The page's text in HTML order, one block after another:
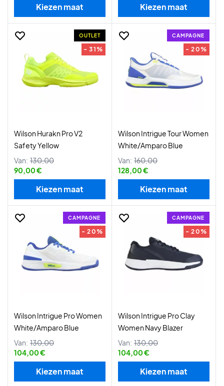
Kiezen maat Kiezen maat
OUTLET
- 31%
Wilson Hurakn Pro V2
Safety Yellow
Van: 130,00
90,00 €
Kiezen maat
CAMPAGNE
- 20%
Wilson Intrigue Tour Women
White/Amparo Blue
Van: 160,00
128,00 €
Kiezen maat
CAMPAGNE
- 20%
Wilson Intrigue Pro Women
White/Amparo Blue
Van: 130,00
104,00 €
Kiezen maat
CAMPAGNE
- 20%
Wilson Intrigue Pro Clay
Women Navy Blazer
Van: 130,00
104,00 €
Kiezen maat